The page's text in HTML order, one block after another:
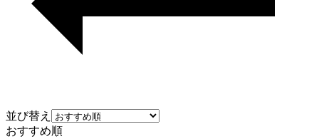
並び替え
おすすめ順